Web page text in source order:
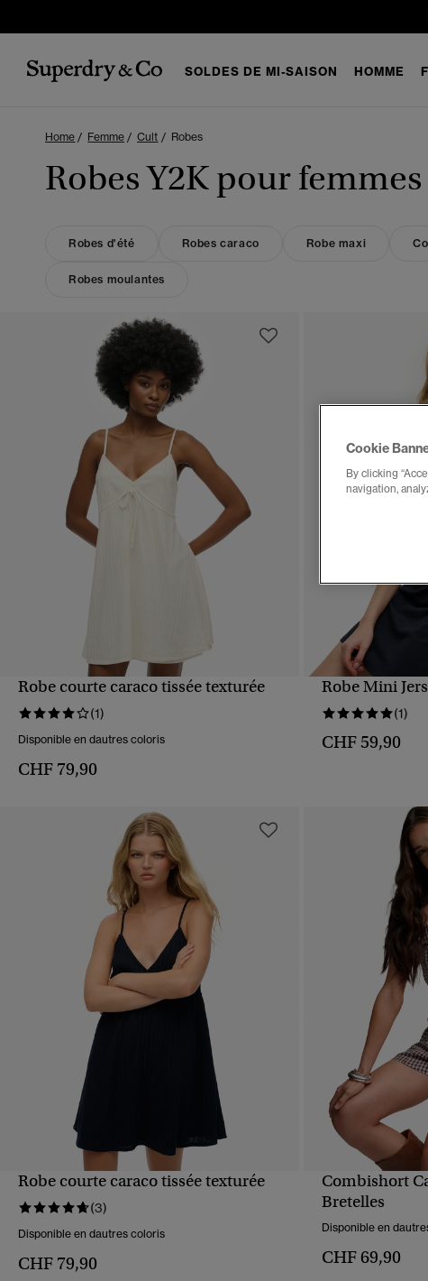
SOLDES DE MI-SAISON HOMME
Home Femme Cult Robes
Robes Y2K pour femmes
Robes d'été Robes caraco Robe maxi
Robes moulantes
Robe courte caraco tissée texturée
(1)
Disponible en dautres coloris
CHF 79,90
Robe Mini
(1)
CHF 59,90
Robe courte caraco tissée texturée
(3)
Disponible en dautres coloris
CHF 79,90
Combishort
Bretelles
Disponible en
CHF 69,90
Cookie
By clicking
navigation,